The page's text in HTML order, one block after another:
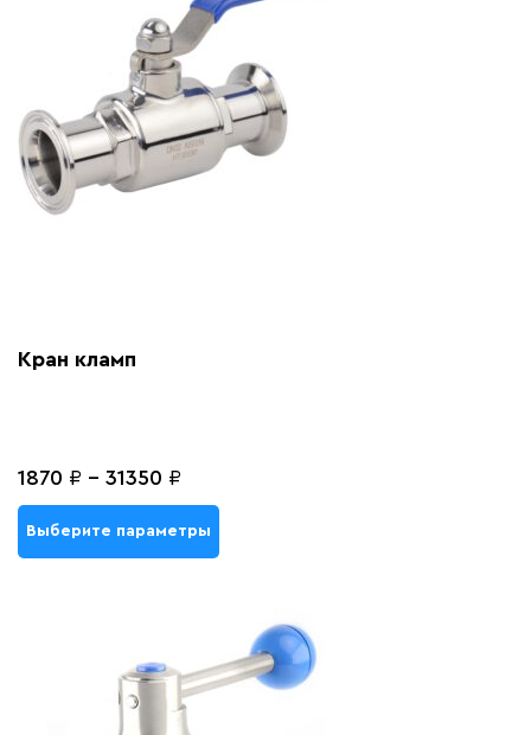
Кран кламп
1870 ₽ - 31350 ₽
Выберите параметры